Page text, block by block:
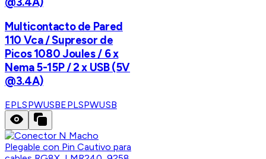
Multicontacto de Pared
110 Vca / Supresor de
Picos 1080 Joules / 6 x
Nema 5-15P / 2 x USB (5V
@3.4A)
EPLSPWUSBEPLSPWUSB